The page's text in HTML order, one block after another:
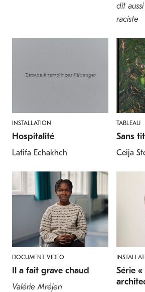
dit
raciste
INSTALLATION
Hospitalité
Latifa Echakhch
TABLEAU
Sans
Ceija
DOCUMENT VIDÉO
Il a fait grave chaud
Valérie Mréjen
Série